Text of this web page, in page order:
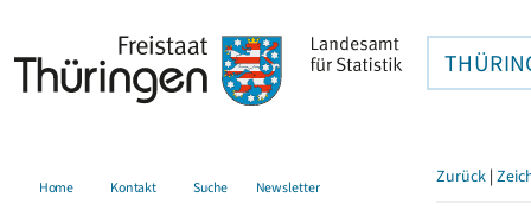
Home Kontakt Suche Newsletter Zurück |